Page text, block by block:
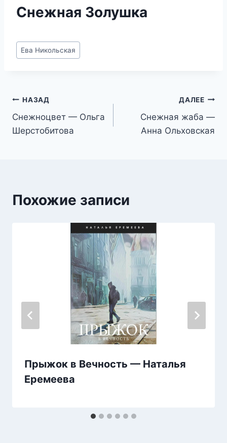
Снежная Золушка
Метки
записи:
Ева Никольская
Навигация
по
НАЗАД
Снежноцвет — Ольга
Шерстобитова
ДАЛЕЕ
Снежная жаба —
Анна Ольховская
Похожие записи
Прыжок в Вечность — Наталья
Еремеева